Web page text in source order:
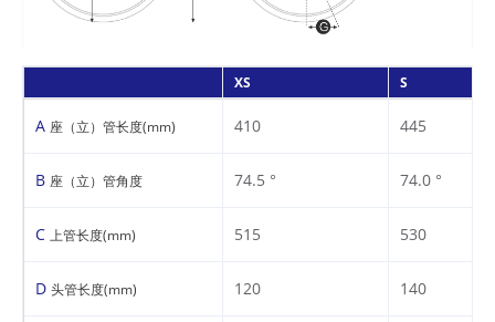
XS S
A 座（立）管长度(mm) 410 445
B 座（立）管角度 74.5 ° 74.0 °
C 上管长度(mm) 515 530
D 头管长度(mm) 120 140